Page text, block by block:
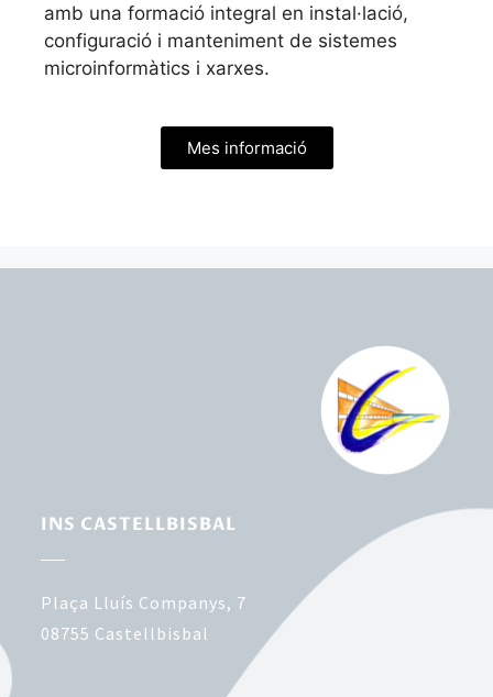
amb una formació integral en instal·lació,
configuració i manteniment de sistemes
microinformàtics i xarxes.
Mes informació
INS CASTELLBISBAL
Plaça Lluís Companys, 7
08755 Castellbisbal